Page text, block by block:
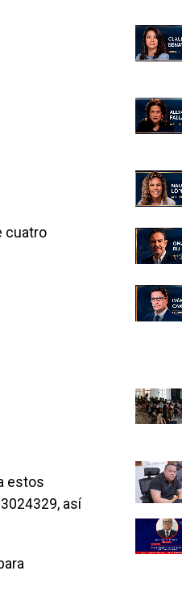
cuatro
estos
así